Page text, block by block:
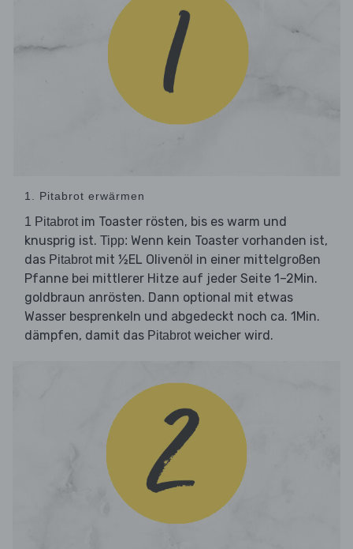
1. Pitabrot erwärmen
1 Pitabrot im Toaster rösten, bis es warm und
knusprig ist. Tipp: Wenn kein Toaster vorhanden ist,
das Pitabrot mit ½EL Olivenöl in einer mittelgroßen
Pfanne bei mittlerer Hitze auf jeder Seite 1–2Min.
goldbraun anrösten. Dann optional mit etwas
Wasser besprenkeln und abgedeckt noch ca. 1Min.
dämpfen, damit das Pitabrot weicher wird.